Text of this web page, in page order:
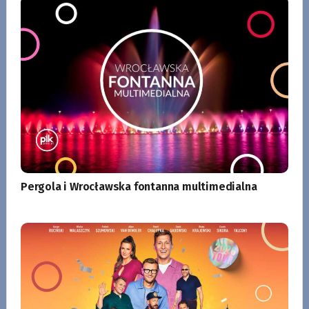
Pergola i Wrocławska fontanna multimedialna